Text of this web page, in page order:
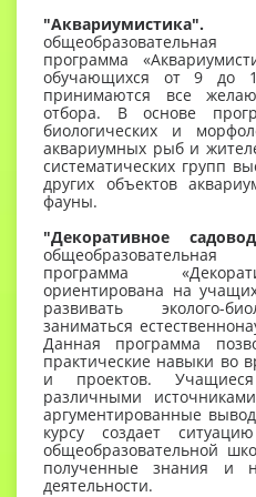
программа
обучающихся от 9 до
принимаются все
отбора. В основе
биологических и
аквариумных рыб и
систематических групп
других объектов
фауны.
"Декоративное
программа
ориентирована на
развивать эколого-
заниматься
Данная программа
практические навыки во
и проектов.
различными
аргументированные
курсу создает
общеобразовательной
полученные знания и
деятельности.